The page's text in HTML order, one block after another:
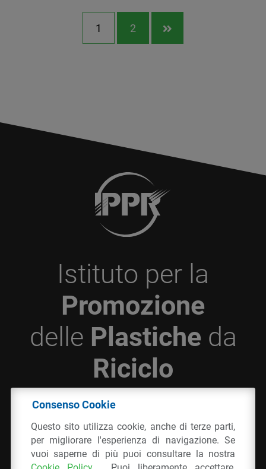
1 2 
Istituto per la
Promozione
delle Plastiche da
Riciclo
Plastiche da Riciclo
C.F. 97381090154
Consenso Cookie
Questo sito utilizza cookie, anche di terze parti,
per migliorare l'esperienza di navigazione. Se
vuoi saperne di più puoi consultare la nostra